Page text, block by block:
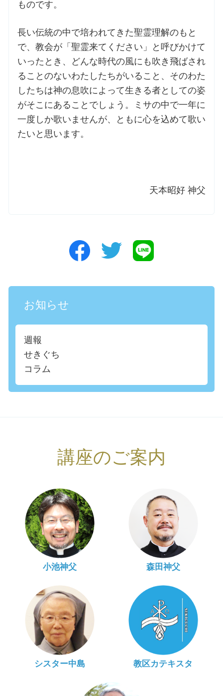
ものです。
長い伝統の中で培われてきた聖霊理解のもと
で、教会が「聖霊来てください」と呼びかけて
いったとき、どんな時代の風にも吹き飛ばされ
ることのないわたしたちがいること、そのわた
したちは神の息吹によって生きる者としての姿
がそこにあることでしょう。ミサの中で一年に
一度しか歌いませんが、ともに心を込めて歌い
たいと思います。
天本昭好 神父
お知らせ
週報
せきぐち
コラム
講座のご案内
小池神父 森田神父
シスター中島 教区カテキスタ